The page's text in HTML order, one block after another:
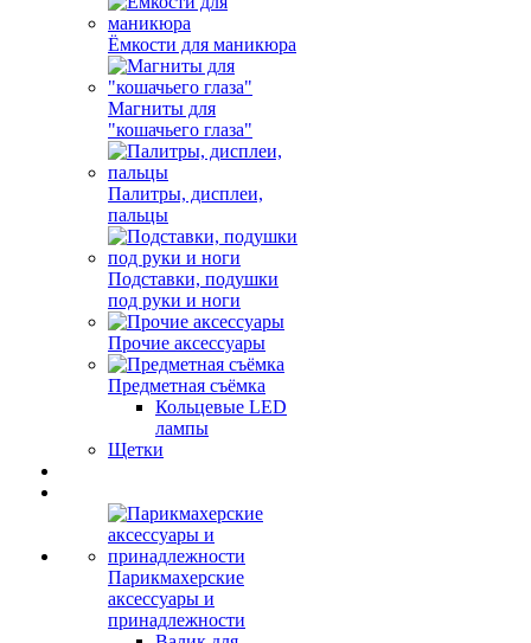
Ёмкости для маникюра
Магниты для
"кошачьего глаза"
Палитры, дисплеи,
пальцы
Подставки, подушки
под руки и ноги
Прочие аксессуары
Предметная съёмка
Кольцевые LED
лампы
Щетки
Парикмахерские
аксессуары и
принадлежности